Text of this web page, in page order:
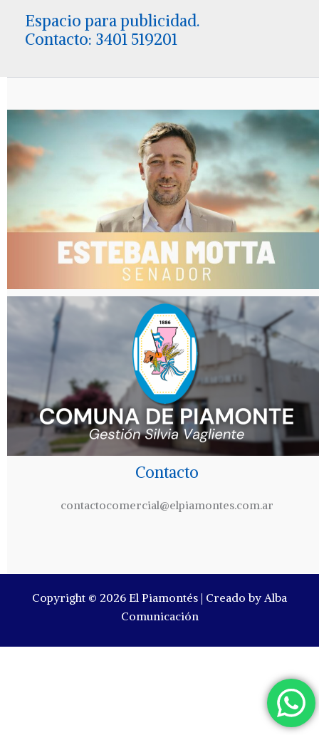
Espacio para publicidad.
Contacto: 3401 519201
Contacto
contactocomercial@elpiamontes.com.ar
Copyright © 2026 El Piamontés | Creado by Alba
Comunicación